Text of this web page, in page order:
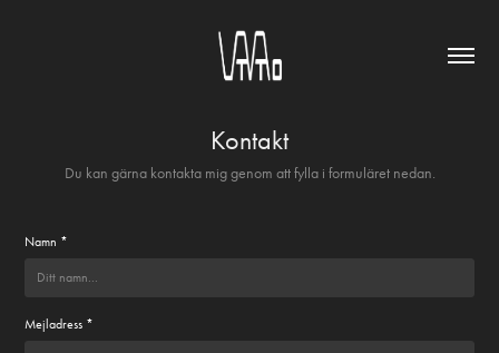
Kontakt
Du kan gärna kontakta mig genom att fylla i formuläret nedan.
Namn *
Mejladress *